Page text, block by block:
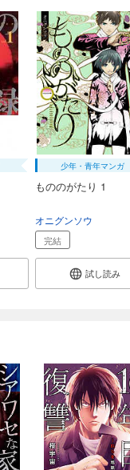
少年・青年マンガ
もののがたり 1
オニグンソウ
完結
試し読み